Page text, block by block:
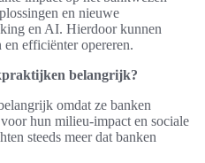
en nieuwe
en AI. Hierdoor kunnen
en efficiënter opereren.
belangrijk?
omdat ze banken
hun milieu-impact en sociale
steeds meer dat banken